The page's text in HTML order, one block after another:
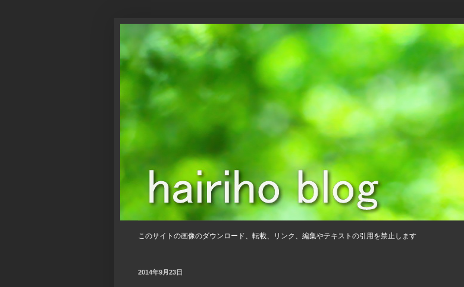
このサイトの画像のダウンロード、転載、リンク、編集やテキストの引用を禁止します
2014年9月23日